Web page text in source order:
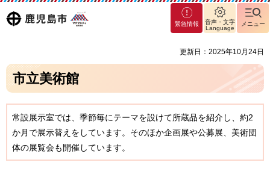
鹿児島
マグ
マシ
緊急情報
音声・文字
Language
メニュー
更新日：2025年10月24日
市立美術館
常設展示室では、季節毎にテーマを設けて所蔵品を紹介し、約2
か月で展示替えをしています。そのほか企画展や公募展、美術団
体の展覧会も開催しています。